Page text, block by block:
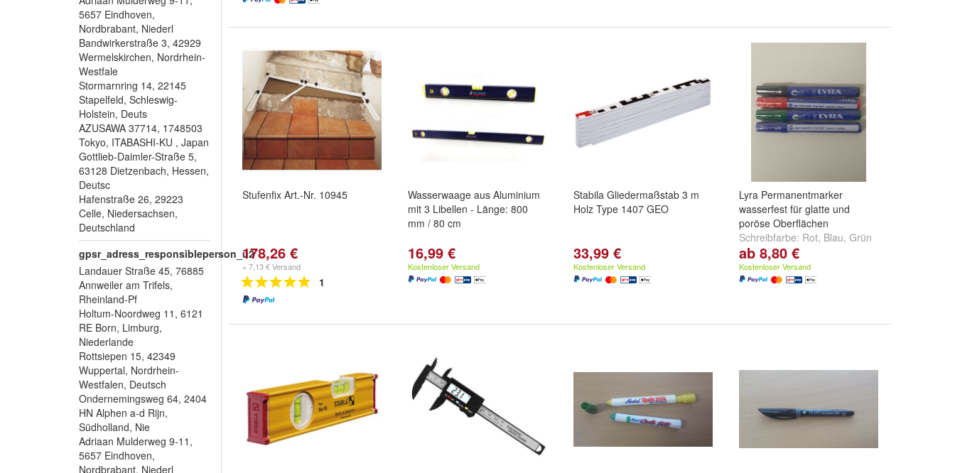
5657 Eindhoven,
Nordbrabant, Niederl
Bandwirkerstraße 3, 42929
Wermelskirchen, Nordrhein-
Westfale
Stormarnring 14, 22145
Stapelfeld, Schleswig-
Holstein, Deuts
AZUSAWA 37714, 1748503
Tokyo, ITABASHI-KU , Japan
Gottlieb-Daimler-Straße 5,
63128 Dietzenbach, Hessen,
Deutsc
Hafenstraße 26, 29223
Celle, Niedersachsen,
Deutschland
gpsr_adress_responsibleperson_u2
Landauer Straße 45, 76885
Annweiler am Trifels,
Rheinland-Pf
Holtum-Noordweg 11, 6121
RE Born, Limburg,
Niederlande
Rottsiepen 15, 42349
Wuppertal, Nordrhein-
Westfalen, Deutsch
Ondernemingsweg 64, 2404
HN Alphen a-d Rijn,
Südholland, Nie
Adriaan Mulderweg 9-11,
5657 Eindhoven,
Nordbrabant, Niederl
Stufenfix Art.-Nr. 10945
178,26 €
+ 7,13 € Versand
1
Wasserwaage aus Aluminium
mit 3 Libellen - Länge: 800
mm / 80 cm
16,99 €
Kostenloser Versand
Stabila Gliedermaßstab 3 m
Holz Type 1407 GEO
33,99 €
Kostenloser Versand
Lyra Permanentmarker
wasserfest für glatte und
poröse Oberflächen
Schreibfarbe: Rot, Blau, Grün
und weitere ...
ab 8,80 €
Kostenloser Versand